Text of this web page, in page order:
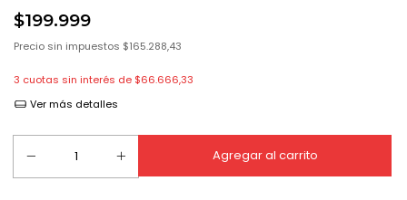
$199.999
Precio sin impuestos $165.288,43
3 cuotas sin interés de $66.666,33
Ver más detalles